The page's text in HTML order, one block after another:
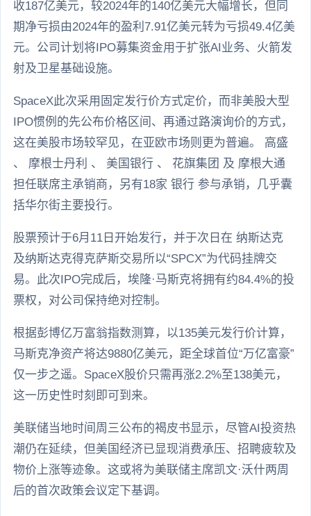
收187亿美元，较2024年的140亿美元大幅增长，但同
期净亏损由2024年的盈利7.91亿美元转为亏损49.4亿美
元。公司计划将IPO募集资金用于扩张AI业务、火箭发
射及卫星基础设施。
SpaceX此次采用固定发行价方式定价，而非美股大型
IPO惯例的先公布价格区间、再通过路演询价的方式，
这在美股市场较罕见，在亚欧市场则更为普遍。 高盛
、 摩根士丹利 、 美国银行 、 花旗集团 及 摩根大通
担任联席主承销商，另有18家 银行 参与承销，几乎囊
括华尔街主要投行。
股票预计于6月11日开始发行，并于次日在 纳斯达克
及纳斯达克得克萨斯交易所以“SPCX”为代码挂牌交
易。此次IPO完成后，埃隆·马斯克将拥有约84.4%的投
票权，对公司保持绝对控制。
根据彭博亿万富翁指数测算，以135美元发行价计算，
马斯克净资产将达9880亿美元，距全球首位“万亿富豪”
仅一步之遥。SpaceX股价只需再涨2.2%至138美元，
这一历史性时刻即可到来。
美联储当地时间周三公布的褐皮书显示，尽管AI投资热
潮仍在延续，但美国经济已显现消费承压、招聘疲软及
物价上涨等迹象。这或将为美联储主席凯文·沃什两周
后的首次政策会议定下基调。